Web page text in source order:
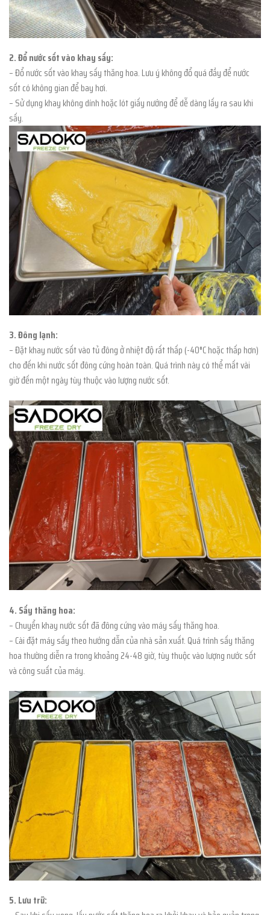
2. Đổ nước sốt vào khay sấy:
– Đổ nước sốt vào khay sấy thăng hoa. Lưu ý không đổ quá đầy để nước
sốt có không gian để bay hơi.
– Sử dụng khay không dính hoặc lót giấy nướng để dễ dàng lấy ra sau khi
sấy.
3. Đông lạnh:
– Đặt khay nước sốt vào tủ đông ở nhiệt độ rất thấp (-40°C hoặc thấp hơn)
cho đến khi nước sốt đông cứng hoàn toàn. Quá trình này có thể mất vài
giờ đến một ngày tùy thuộc vào lượng nước sốt.
4. Sấy thăng hoa:
– Chuyển khay nước sốt đã đông cứng vào máy sấy thăng hoa.
– Cài đặt máy sấy theo hướng dẫn của nhà sản xuất. Quá trình sấy thăng
hoa thường diễn ra trong khoảng 24-48 giờ, tùy thuộc vào lượng nước sốt
và công suất của máy.
5. Lưu trữ: